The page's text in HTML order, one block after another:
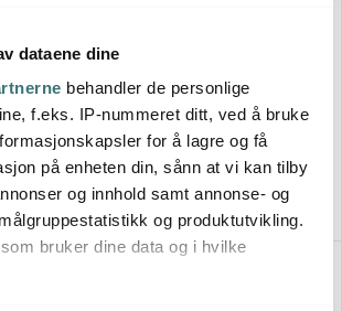
dataene dine
behandler de personlige
f.eks. IP-nummeret ditt, ved å bruke
for å lagre og få
på enheten din, sånn at vi kan tilby
og innhold samt annonse- og
og produktutvikling.
bruker dine data og i hvilke
lokk 4L
Brassa Elis kasserolle 1L
messing
1295 kr
På lager